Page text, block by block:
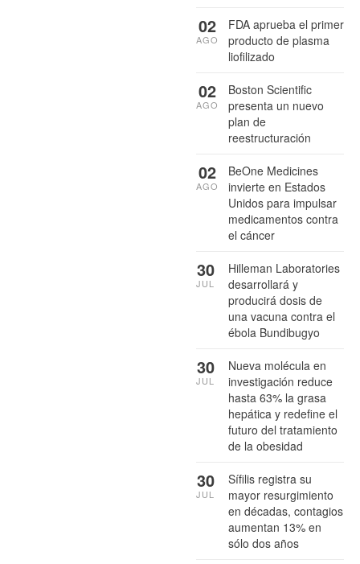
FDA aprueba el primer
producto de plasma
liofilizado
02
AGO
Boston Scientific
presenta un nuevo
plan de
reestructuración
02
AGO
BeOne Medicines
invierte en Estados
Unidos para impulsar
medicamentos contra
el cáncer
02
AGO
Hilleman Laboratories
desarrollará y
producirá dosis de
una vacuna contra el
ébola Bundibugyo
30
JUL
Nueva molécula en
investigación reduce
hasta 63% la grasa
hepática y redefine el
futuro del tratamiento
de la obesidad
30
JUL
Sífilis registra su
mayor resurgimiento
en décadas, contagios
aumentan 13% en
sólo dos años
30
JUL